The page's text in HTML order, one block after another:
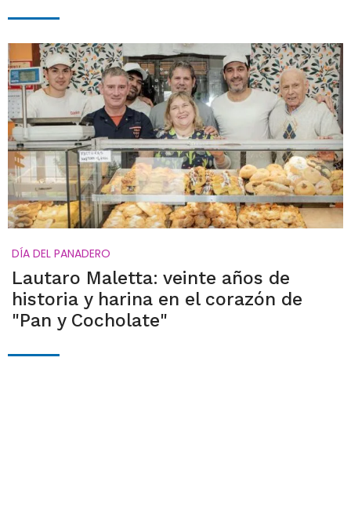
DÍA DEL PANADERO
Lautaro Maletta: veinte años de
historia y harina en el corazón de
"Pan y Cocholate"